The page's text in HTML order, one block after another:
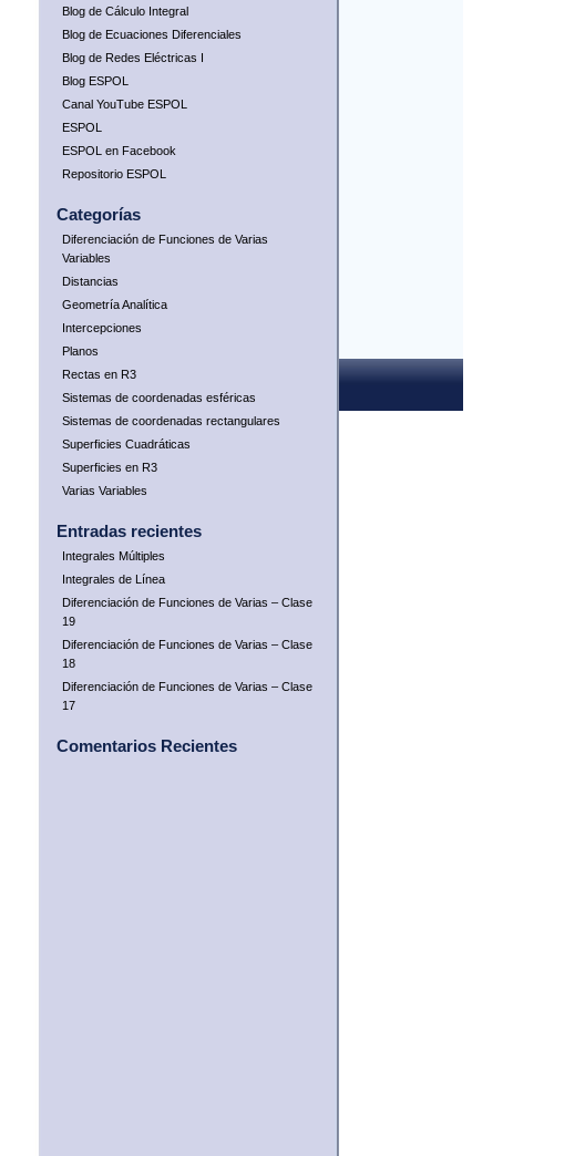
Blog de Cálculo Integral
Blog de Ecuaciones Diferenciales
Blog de Redes Eléctricas I
Blog ESPOL
Canal YouTube ESPOL
ESPOL
ESPOL en Facebook
Repositorio ESPOL
Categorías
Diferenciación de Funciones de Varias
Variables
Distancias
Geometría Analítica
Intercepciones
Planos
Rectas en R3
Sistemas de coordenadas esféricas
Sistemas de coordenadas rectangulares
Superficies Cuadráticas
Superficies en R3
Varias Variables
Entradas recientes
Integrales Múltiples
Integrales de Línea
Diferenciación de Funciones de Varias – Clase
19
Diferenciación de Funciones de Varias – Clase
18
Diferenciación de Funciones de Varias – Clase
17
Comentarios Recientes